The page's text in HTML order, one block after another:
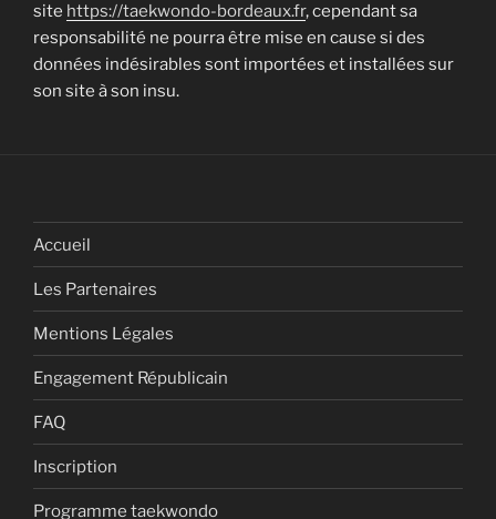
site https://taekwondo-bordeaux.fr, cependant sa
responsabilité ne pourra être mise en cause si des
données indésirables sont importées et installées sur
son site à son insu.
Accueil
Les Partenaires
Mentions Légales
Engagement Républicain
FAQ
Inscription
Programme taekwondo